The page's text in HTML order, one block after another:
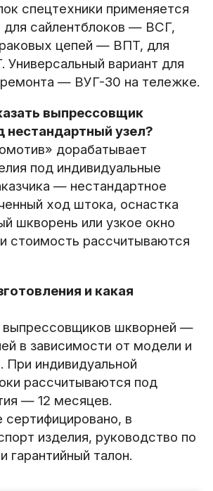
спецтехники применяется
сайлентблоков — ВСГ,
цепей — ВПТ, для
вариант для
ремонта — ВУГ-30 на тележке.
выпрессовщик
нестандартный узел?
дорабатывает
под индивидуальные
— нестандартное
ход штока, оснастка
шкворень или узкое окно
стоимость рассчитываются
и какая
выпрессовщиков шкворней —
в зависимости от модели и
При индивидуальной
рассчитываются под
— 12 месяцев.
сертифицировано, в
изделия, руководство по
гарантийный талон.